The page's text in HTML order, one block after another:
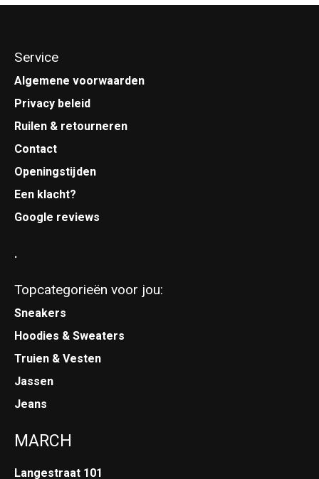
Service
Algemene voorwaarden
Privacy beleid
Ruilen & retourneren
Contact
Openingstijden
Een klacht?
Google reviews
.
Topcategorieën voor jou:
Sneakers
Hoodies & Sweaters
Truien & Vesten
Jassen
Jeans
MARCH
Langestraat 101